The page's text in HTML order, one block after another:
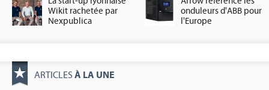
Wikit rachetée par
Nexpublica
onduleurs d'ABB pour
l'Europe
ARTICLES À LA UNE